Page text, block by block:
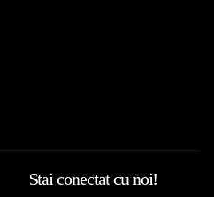
Stai conectat cu noi!